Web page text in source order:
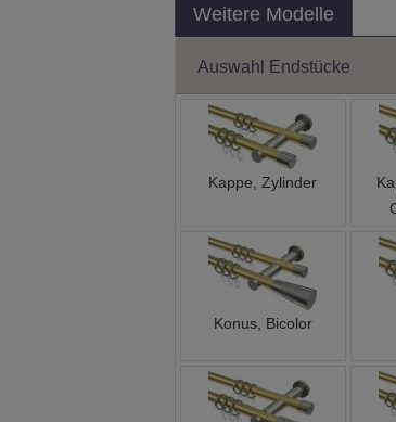
Weitere Modelle
Auswahl Endstücke
Kappe, Zylinder
Konus, Bicolor